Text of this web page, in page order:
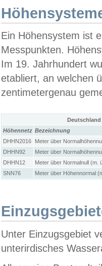
Ein Höhensystem ist
Messpunkten.
Im 19. Jahrhundert
etabliert, an welchen
zentimetergenau
Höhennetz Bezeichnung
DHHN2016
Meter über
DHHN92
Meter über
DHHN12
Meter über Normalnull (m.
SNN76
Meter über Höhennormal
Unter Einzugsgebiet
unterirdisches